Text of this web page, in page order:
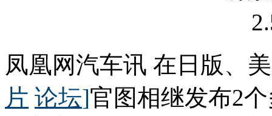
凤凰网汽车讯 在日版、
片 论坛]官图相继发布2